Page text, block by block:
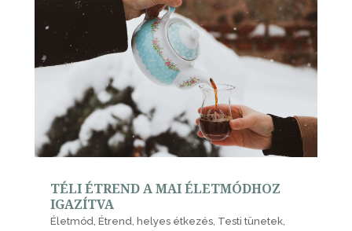
TÉLI ÉTREND A MAI ÉLETMÓDHOZ
IGAZÍTVA
Életmód Étrend helyes étkezés, Testi tünetek,